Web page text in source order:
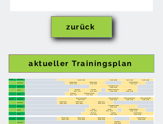
zurück
aktueller Trainingsplan